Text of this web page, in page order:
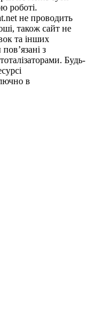
роботі.
не проводить
також сайт не
та інших
з
Будь-
в